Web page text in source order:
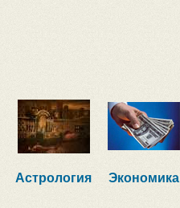
Астрология Экономика